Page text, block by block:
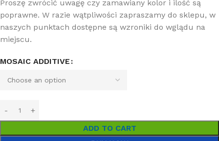
Proszę zwrócić uwagę czy zamawiany kolor i ilość są
poprawne. W razie wątpliwości zapraszamy do sklepu, w
naszych punktach dostępne są wzroniki do wglądu na
miejscu.
MOSAIC ADDITIVE
ADD TO CART